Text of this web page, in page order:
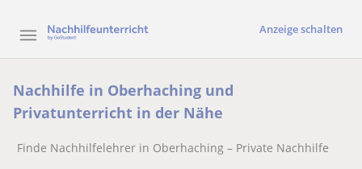
Anzeige schalten
Nachhilfe in Oberhaching und
Privatunterricht in der Nähe
Finde Nachhilfelehrer in Oberhaching – Private Nachhilfe